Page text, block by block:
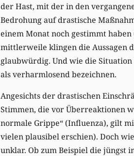
der Hast, mit der in den
Bedrohung auf drastische
einem Monat noch gestimmt
mittlerweile klingen die Aussagen
glaubwürdig. Und wie die
als verharmlosend bezeichnen.
Angesichts der drastischen
Stimmen, die vor Überreaktionen
normale Grippe“ (Influenza), gilt
vielen plausibel erschien). Doch
unklar. Ob zum Beispiel die jüngst